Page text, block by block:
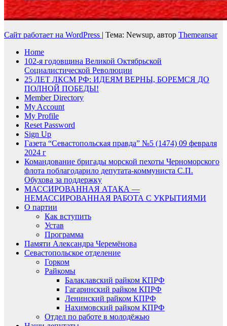
Сайт работает на WordPress | Тема: Newsup, автор Themeansar
Home
102-я годовщина Великой Октябрьской
Социалистической Революции
25 ЛЕТ ЛКСМ РФ: ИДЕЯМ ВЕРНЫ, БОРЕМСЯ ДО
ПОЛНОЙ ПОБЕДЫ!
Member Directory
My Account
My Profile
Reset Password
Sign Up
Газета “Севастопольская правда” №5 (1474) 09 февраля
2024 г
Командование бригады морской пехоты Черноморского
флота поблагодарило депутата-коммуниста С.П.
Обухова за поддержку
МАССИРОВАННАЯ АТАКА —
НЕМАССИРОВАННАЯ РАБОТА С УКРЫТИЯМИ
О партии
Как вступить
Устав
Программа
Памяти Александра Черемёнова
Севастопольское отделение
Горком
Райкомы
Балаклавский райком КПРФ
Гагаринский райком КПРФ
Ленинский райком КПРФ
Нахимовский райком КПРФ
Отдел по работе в молодёжью